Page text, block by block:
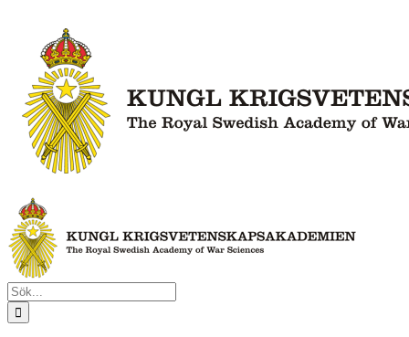
innehållet
Sök
efter: